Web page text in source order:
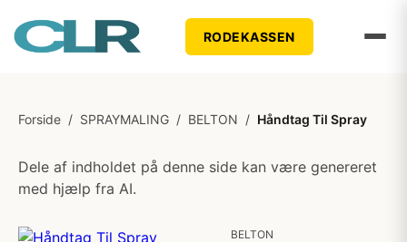
RODEKASSEN
Forside / SPRAYMALING / BELTON / Håndtag Til Spray
Dele af indholdet på denne side kan være genereret
med hjælp fra AI.
BELTON